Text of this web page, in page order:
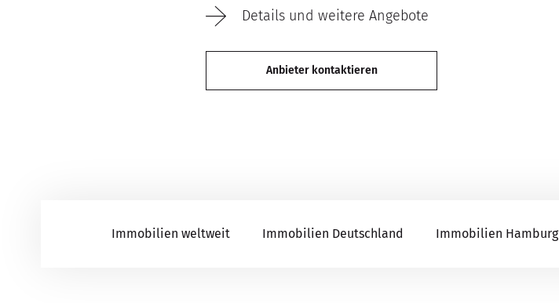
Details und weitere Angebote
Anbieter kontaktieren
Immobilien weltweit Immobilien Deutschland Immobilien Hamburg